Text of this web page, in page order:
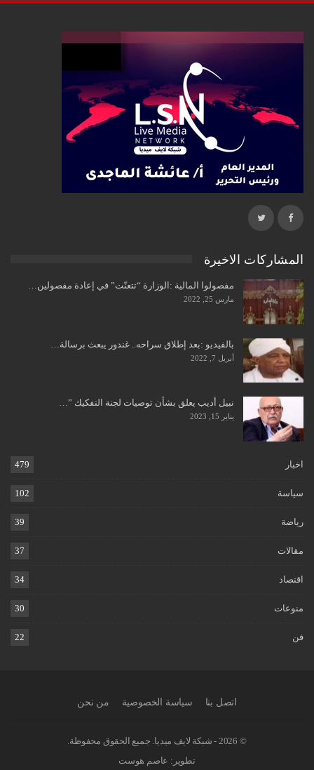
المشاركات الاخيرة
مفصولوا المالية :الوزارة “تتعنّت” في إعادة مفصولين…
مارس 25, 2022
بالفيديو :بعد إطلاق سراحه.. غندور يبعث برسالة…
أبريل 7, 2022
نبيل أديب يعلق بشأن توصيات لجنة التفكيك ”…
يناير 15, 2023
اخبار 479
سياسة 102
رياضة 39
مقالات 37
اقتصاد 34
منوعات 30
فن 22
اتصل بنا سياسة الخصوصية من نحن
© 2026 - شبكة لايف ميديا. جميع الحقوق محفوظة.
تطوير: عاصم هوست